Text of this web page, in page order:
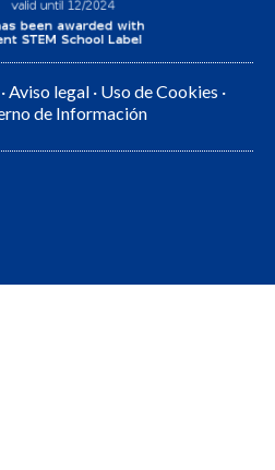
·Aviso legal · Uso de Cookies ·
de Información